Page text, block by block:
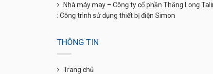
Nhà máy may – Công ty cổ phần Thăng Long
: Công trình sử dụng thiết bị điện Simon
THÔNG TIN
Trang chủ